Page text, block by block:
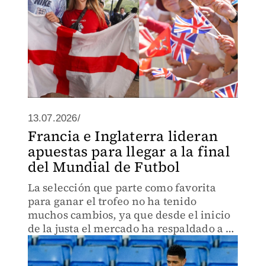
13.07.2026/
Francia e Inglaterra lideran
apuestas para llegar a la final
del Mundial de Futbol
La selección que parte como favorita
para ganar el trofeo no ha tenido
muchos cambios, ya que desde el inicio
de la justa el mercado ha respaldado a la
Francia de Mbappé.